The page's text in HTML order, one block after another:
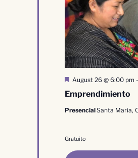
Emprendimiento
Destacado
August 26 @ 6:00 pm -
PresencialSanta Maria,
Gratuito